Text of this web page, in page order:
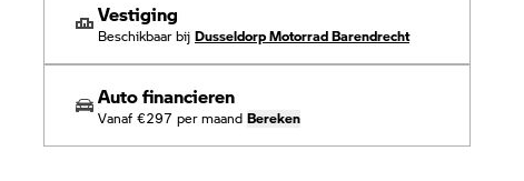
Vestiging
Beschikbaar bij Dusseldorp Motorrad Barendrecht
Auto financieren
Vanaf €297 per maand Bereken